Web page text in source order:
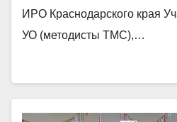
ИРО Краснодарского края
УО (методисты ТМС),…